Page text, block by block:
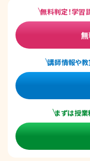
無料判定！学習
講師情報や
まずは授